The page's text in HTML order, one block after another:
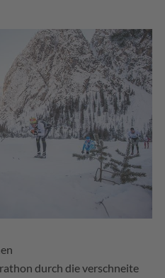
durch die verschneite